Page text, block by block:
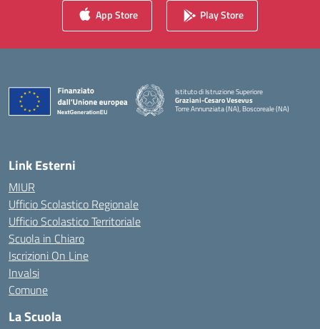
App Store Play Store
Istituto di Istruzione Superiore
Graziani-Cesaro Vesevus
Torre Annunziata (NA), Boscoreale (NA)
Link Esterni
MIUR
Ufficio Scolastico Regionale
Ufficio Scolastico Territoriale
Scuola in Chiaro
Iscrizioni On Line
Invalsi
Comune
La Scuola